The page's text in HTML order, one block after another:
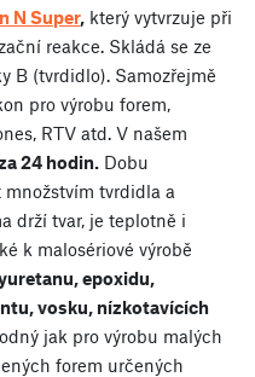
N Super, který vytvrzuje při
reakce. Skládá se ze
B (tvrdidlo). Samozřejmě
pro výrobu forem,
RTV atd. V našem
24 hodin. Dobu
množstvím tvrdidla a
drží tvar, je teplotně i
k malosériové výrobě
epoxidu,
vosku, nízkotavících
jak pro výrobu malých
forem určených